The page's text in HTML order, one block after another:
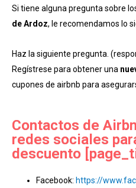
Si tiene alguna pregunta sobre
de Ardoz, le recomendamos lo
Haz la siguiente pregunta.
Regístrese para obtener una
cupones de airbnb para
Contactos de
redes sociales
descuento
Facebook: https://